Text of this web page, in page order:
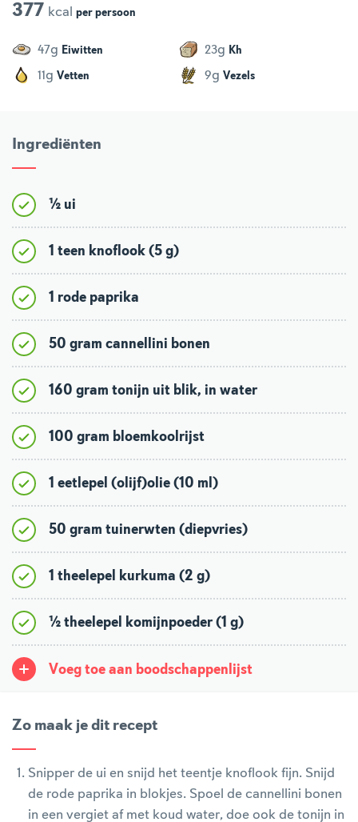
377 kcal per persoon
47g Eiwitten 23g Kh
11g Vetten 9g Vezels
Ingrediënten
½ ui
1 teen knoflook (5 g)
1 rode paprika
50 gram cannellini bonen
160 gram tonijn uit blik, in water
100 gram bloemkoolrijst
1 eetlepel (olijf)olie (10 ml)
50 gram tuinerwten (diepvries)
1 theelepel kurkuma (2 g)
½ theelepel komijnpoeder (1 g)
Voeg toe aan boodschappenlijst
Zo maak je dit recept
Snipper de ui en snijd het teentje knoflook fijn. Snijd
de rode paprika in blokjes. Spoel de cannellini bonen
in een vergiet af met koud water, doe ook de tonijn in